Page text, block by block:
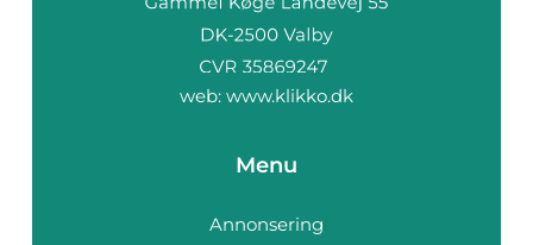
web: www.klikko.dk
Menu
Annonsering